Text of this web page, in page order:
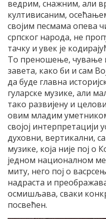
ведрим, снажним, али
култивисаним,
својим песмама опева
српског народа, не
тачку и увек је
То преношење, чување
завета, како би и сам
да буде главна
гуларске музике, али
тако развијену и
овим младим
својој интерпретацији
духовни, вертикални,
музике, која није пој о
једном националном
миту, него пој о
надраста и
осмишљава, сваки
посвећен.